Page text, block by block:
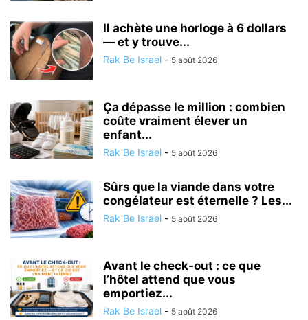
Il achète une horloge à 6 dollars
— et y trouve...
Rak Be Israel - 5 août 2026
Ça dépasse le million : combien
coûte vraiment élever un
enfant...
Rak Be Israel - 5 août 2026
Sûrs que la viande dans votre
congélateur est éternelle ? Les...
Rak Be Israel - 5 août 2026
Avant le check-out : ce que
l’hôtel attend que vous
emportiez...
Rak Be Israel - 5 août 2026